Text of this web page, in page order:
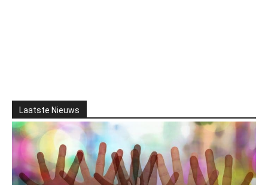
Laatste Nieuws